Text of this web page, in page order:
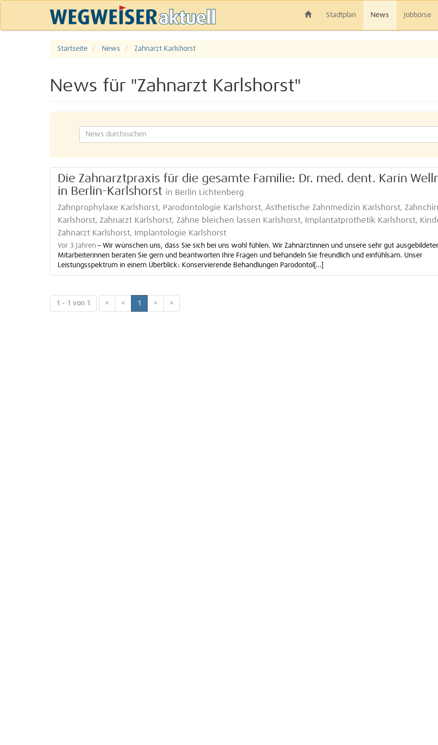
Stadtplan News Jobbörse
Startseite News Zahnarzt Karlshorst
News für "Zahnarzt Karlshorst"
Die Zahnarztpraxis für die gesamte Familie: Dr. med. dent. Karin
in Berlin-Karlshorst in Berlin Lichtenberg
Zahnprophylaxe Karlshorst, Parodontologie Karlshorst, Ästhetische Zahnmedizin Karlshorst,
Karlshorst, Zahnarzt Karlshorst, Zähne bleichen lassen Karlshorst, Implantatprothetik Karlshorst,
Zahnarzt Karlshorst, Implantologie Karlshorst
Vor 3 Jahren – Wir wünschen uns, dass Sie sich bei uns wohl fühlen. Wir Zahnärztinnen und unsere sehr gut
Mitarbeiterinnen beraten Sie gern und beantworten Ihre Fragen und behandeln Sie freundlich und einfühlsam. Unser
Leistungsspektrum in einem Überblick: Konservierende Behandlungen Parodontol[...]
1 - 1 von 1 « < 1 > »